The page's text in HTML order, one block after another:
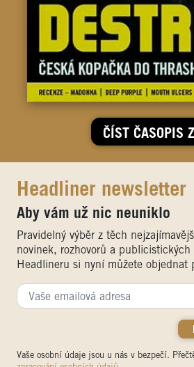
ČÍST ČASOPIS
Headliner newsletter
Aby vám už nic neuniklo
Pravidelný výběr z těch
novinek, rozhovorů a
Headlineru si nyní můžete objednat
Vaše osobní údaje jsou u nás v bezpečí.